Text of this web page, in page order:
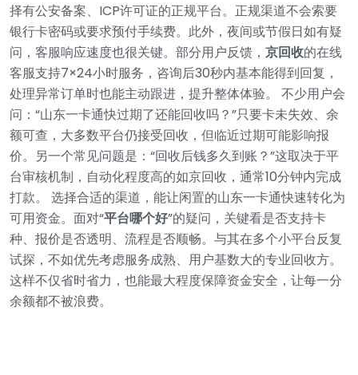
择有公安备案、ICP许可证的正规平台。正规渠道不会索要
银行卡密码或要求预付手续费。此外，夜间或节假日如有疑
问，客服响应速度也很关键。部分用户反馈， 京回收的在线
客服支持7×24小时服务，咨询后30秒内基本能得到回复，
处理异常订单时也能主动跟进，提升整体体验。
不少用户会
问：“山东一卡通快过期了还能回收吗？”只要卡未失效、余
额可查，大多数平台仍接受回收，但临近过期可能影响报
价。另一个常见问题是：“回收后钱多久到账？”这取决于平
台审核机制，自动化程度高的如京回收，通常10分钟内完成
打款。
选择合适的渠道，能让闲置的山东一卡通快速转化为
可用资金。面对“平台哪个好”的疑问，关键看是否支持卡
种、报价是否透明、流程是否顺畅。与其在多个小平台反复
试探，不如优先考虑服务成熟、用户基数大的专业回收方。
这样不仅省时省力，也能最大程度保障资金安全，让每一分
余额都不被浪费。